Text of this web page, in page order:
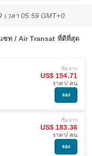
เวลา 05:59 GMT+0
ซท / Air Transat ที่ดีที่สุด
เริ่มจาก
US$ 154.71
ราคา/ คน
จอง
เริ่มจาก
US$ 183.36
ราคา/ คน
จอง